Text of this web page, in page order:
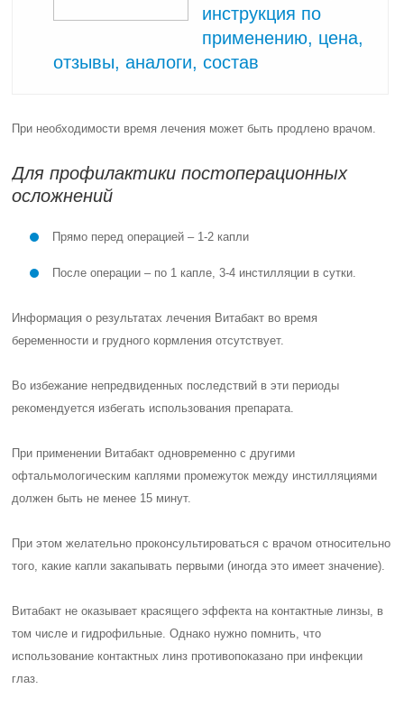
инструкция по
применению, цена,
отзывы, аналоги, состав
При необходимости время лечения может быть продлено врачом.
Для профилактики постоперационных
осложнений
Прямо перед операцией – 1-2 капли
После операции – по 1 капле, 3-4 инстилляции в сутки.
Информация о результатах лечения Витабакт во время
беременности и грудного кормления отсутствует.
Во избежание непредвиденных последствий в эти периоды
рекомендуется избегать использования препарата.
При применении Витабакт одновременно с другими
офтальмологическим каплями промежуток между инстилляциями
должен быть не менее 15 минут.
При этом желательно проконсультироваться с врачом относительно
того, какие капли закапывать первыми (иногда это имеет значение).
Витабакт не оказывает красящего эффекта на контактные линзы, в
том числе и гидрофильные. Однако нужно помнить, что
использование контактных линз противопоказано при инфекции
глаз.